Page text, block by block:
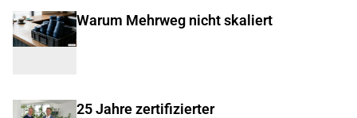
Warum Mehrweg nicht skaliert
25 Jahre zertifizierter